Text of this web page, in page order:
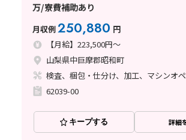
万/寮費補助あり
月収例250,880 円
【月給】223,500円～
山梨県中巨摩郡昭和町
検査、梱包・仕分け、加工、マシンオ
62039-00
キープする 詳細